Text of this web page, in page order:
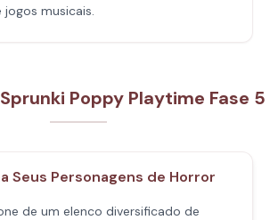
jogos musicais.
Poppy Playtime Fase 5
Seus Personagens de Horror
de um elenco diversificado de